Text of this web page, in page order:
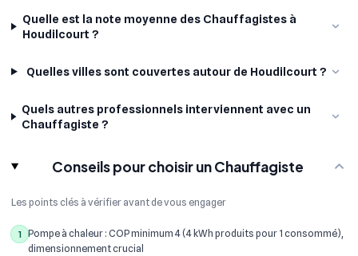
Quelle est la note moyenne des Chauffagistes à
Houdilcourt ?
Quelles villes sont couvertes autour de Houdilcourt ?
Quels autres professionnels interviennent avec un
Chauffagiste ?
Conseils pour choisir un Chauffagiste
Les points clés à vérifier avant de vous engager
1
Pompe à chaleur : COP minimum 4 (4 kWh produits pour 1 consommé),
dimensionnement crucial